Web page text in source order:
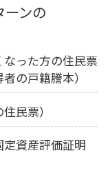
ンの
った方の住民票
の戸籍謄本）
民票）
資産評価証明